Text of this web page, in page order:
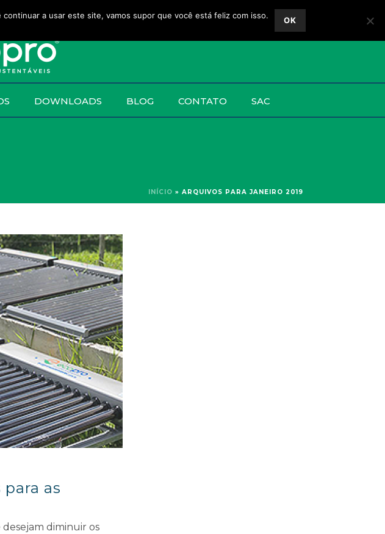
DOWNLOADS BLOG CONTATO SAC
INÍCIO » ARQUIVOS PARA JANEIRO 2019
as
diminuir os
a usar este site, vamos supor que você está feliz com isso. OK